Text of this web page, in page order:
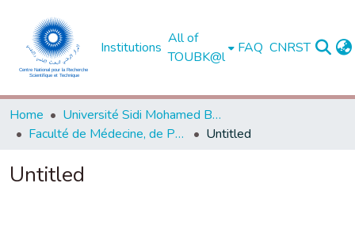
Institutions
All of
TOUBK@l
FAQ CNRST
Home
Université Sidi Mohamed Ben Abdellah de Fès
Faculté de Médecine, de Pharmacie et de Médecine Dentaire - Fès
Untitled
Untitled